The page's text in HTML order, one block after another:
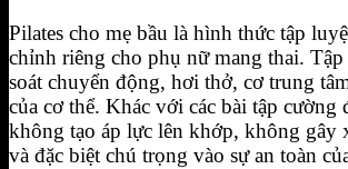
Pilates cho mẹ bầu là hình thức tập
chỉnh riêng cho phụ nữ mang thai.
soát chuyển động, hơi thở, cơ trung
của cơ thể. Khác với các bài tập cường
không tạo áp lực lên khớp, không gây
và đặc biệt chú trọng vào sự an toàn